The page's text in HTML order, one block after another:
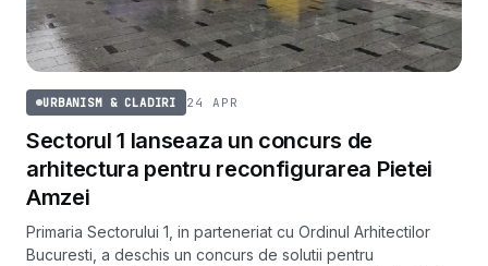
URBANISM & CLADIRI 24 APR
Sectorul 1 lanseaza un concurs de
arhitectura pentru reconfigurarea Pietei
Amzei
Primaria Sectorului 1, in parteneriat cu Ordinul Arhitectilor
Bucuresti, a deschis un concurs de solutii pentru